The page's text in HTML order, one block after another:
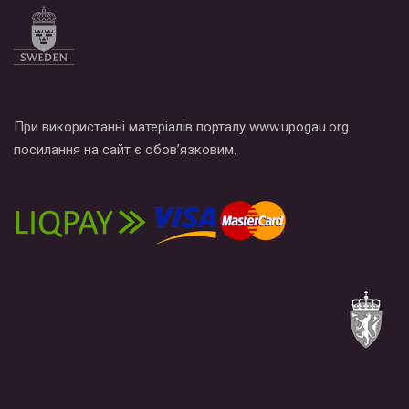
При використанні матеріалів порталу www.upogau.org
посилання на сайт є обов’язковим.